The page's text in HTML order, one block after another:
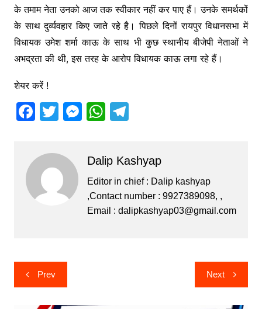
के तमाम नेता उनको आज तक स्वीकार नहीं कर पाए हैं। उनके समर्थकों
के साथ दुर्व्यवहार किए जाते रहे है। पिछले दिनों रायपुर विधानसभा में
विधायक उमेश शर्मा काऊ के साथ भी कुछ स्थानीय बीजेपी नेताओं ने
अभद्रता की थी, इस तरह के आरोप विधायक काऊ लगा रहे हैं।
शेयर करें !
F
c
e
b
o
T
itt
er
M
s
e
n
W
s
A
p
T
gr
a
m
Dalip Kashyap
Editor in chief : Dalip kashyap
,Contact number : 9927389098, ,
Email : dalipkashyap03@gmail.com
Post
navigation
Prev Next